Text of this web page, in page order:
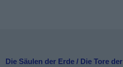
Die Säulen der Erde / Die Tore der